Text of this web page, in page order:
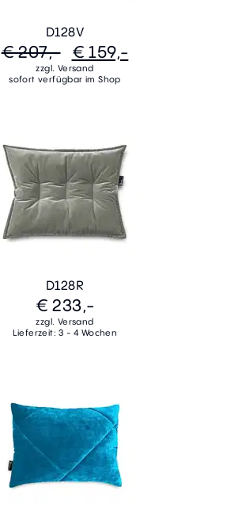
D128V
€ 207,- € 159,-
zzgl. Versand
sofort verfügbar im Shop
D128R
€ 233,-
zzgl. Versand
Lieferzeit: 3 - 4 Wochen